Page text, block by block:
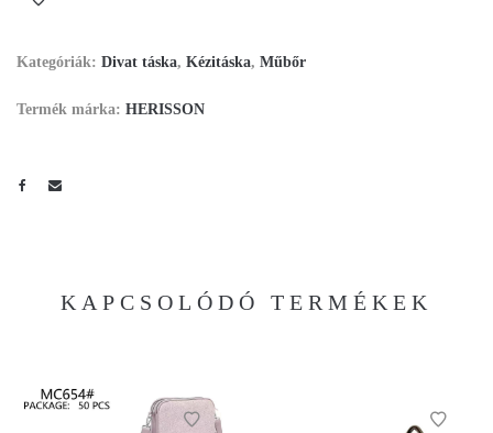
Kategóriák: Divat táska, Kézitáska, Műbőr
Termék márka: HERISSON
KAPCSOLÓDÓ TERMÉKEK